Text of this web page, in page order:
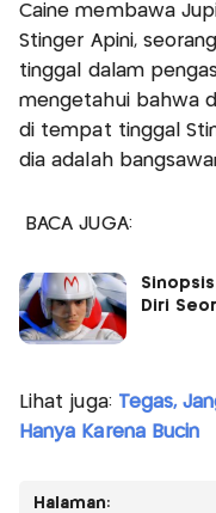
Caine membawa
Stinger Apini,
tinggal dalam
mengetahui bahwa
di tempat tinggal
dia adalah
BACA JUGA:
Diri
Lihat juga: Tegas,
Hanya Karena Bucin
Halaman: